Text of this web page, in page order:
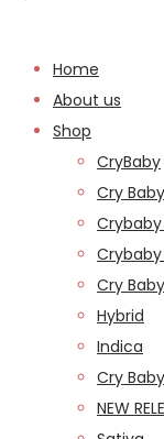
Home
About us
Shop
CryBaby
Cry
Crybaby
Cry
Hybrid
Indica
Cry
NEW